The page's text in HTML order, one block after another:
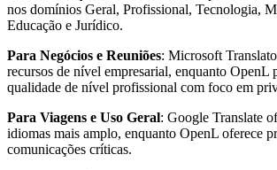
nos domínios Geral, Profissional, Tecnologia,
Educação e Jurídico.
Para Negócios e Reuniões: Microsoft
recursos de nível empresarial, enquanto OpenL
qualidade de nível profissional com foco em
Para Viagens e Uso Geral: Google Translate
idiomas mais amplo, enquanto OpenL oferece
comunicações críticas.